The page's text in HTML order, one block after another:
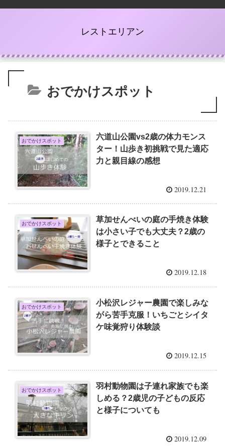
レストエリアン
おでかけスポット
おでかけスポット
六道山公園vs2歳の体力モンス
ター！山歩き初挑戦で見た適応
力と親目線の感想
2019.12.21
おでかけスポット
草加せんべいの庭の手焼き体験
は小さい子でも大丈夫？2歳の
様子とできること
2019.12.18
おでかけスポット
小松沢レジャー農園で楽しみな
がら苦手克服！いちごとシイタ
ケ味覚狩り体験談
2019.12.15
おでかけスポット
羽村動物園は子連れ家族でも楽
しめる？2歳児の子どもの反応
と様子についても
2019.12.09